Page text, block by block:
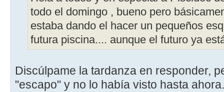
todo el domingo , bueno pero
estaba dando el hacer un pequeños
futura piscina.... aunque el futuro ya
Discúlpame la tardanza en responder,
"escapo" y no lo había visto hasta